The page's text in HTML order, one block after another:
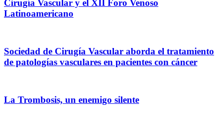
Cirugía Vascular y el XII Foro Venoso
Latinoamericano
Sociedad de Cirugía Vascular aborda el tratamiento
de patologías vasculares en pacientes con cáncer
La Trombosis, un enemigo silente